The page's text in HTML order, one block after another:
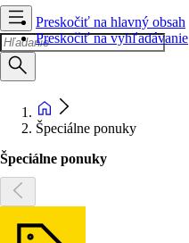
Preskočiť na hlavný obsah
Preskočiť na vyhľadávanie
Špeciálne ponuky
Špeciálne ponuky